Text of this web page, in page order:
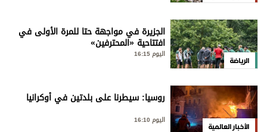
الرياضة
الجزيرة في مواجهة حتا للمرة الأولى في
افتتاحية «المحترفين»
اليوم 16:15
الأخبار العالمية
روسيا: سيطرنا على بلدتين في أوكرانيا
اليوم 16:10